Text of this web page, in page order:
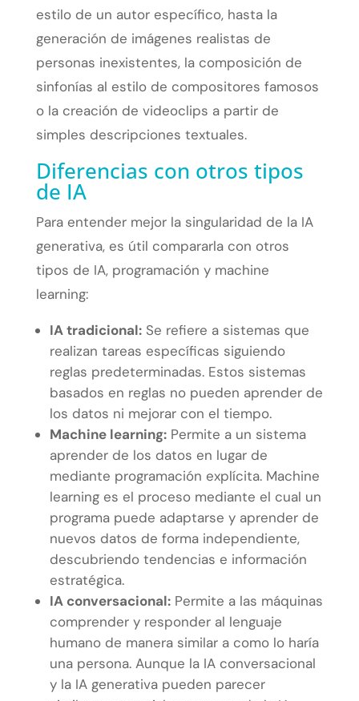
estilo de un autor específico, hasta la
generación de imágenes realistas de
personas inexistentes, la composición de
sinfonías al estilo de compositores famosos
o la creación de videoclips a partir de
simples descripciones textuales.
Diferencias con otros tipos
de IA
Para entender mejor la singularidad de la IA
generativa, es útil compararla con otros
tipos de IA, programación y machine
learning:
IA tradicional:Se refiere a sistemas que
realizan tareas específicas siguiendo
reglas predeterminadas. Estos sistemas
basados en reglas no pueden aprender de
los datos ni mejorar con el tiempo.
Machine learning:Permite a un sistema
aprender de los datos en lugar de
mediante programación explícita. Machine
learning es el proceso mediante el cual un
programa puede adaptarse y aprender de
nuevos datos de forma independiente,
descubriendo tendencias e información
estratégica.
IA conversacional:Permite a las máquinas
comprender y responder al lenguaje
humano de manera similar a como lo haría
una persona. Aunque la IA conversacional
y la IA generativa pueden parecer